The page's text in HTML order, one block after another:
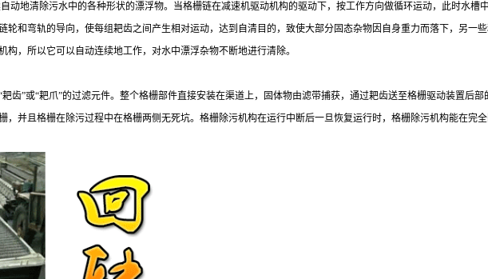
动地清除污水中的各种形状的漂浮物。当格栅链在减速机驱动机构的驱动下，按工作方向做循环运动，此时水槽
和弯轨的导向，使每组耙齿之间产生相对运动，达到自清目的，致使大部分固态杂物因自身重力而落下，另一
，所以它可以自动连续地工作，对水中漂浮杂物不断地进行清除。
齿”或“耙爪”的过滤元件。整个格栅部件直接安装在渠道上，固体物由滤带捕获，通过耙齿送至格栅驱动装置后
并且格栅在除污过程中在格栅两侧无死坑。格栅除污机构在运行中断后一旦恢复运行时，格栅除污机构能在完